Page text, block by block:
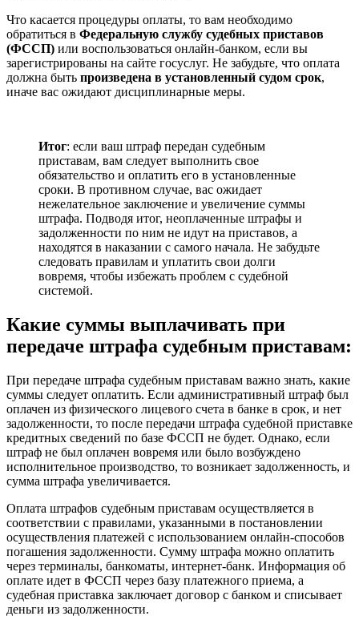
Что касается процедуры оплаты, то вам необходимо
обратиться в Федеральную службу судебных приставов
(ФССП) или воспользоваться онлайн-банком, если вы
зарегистрированы на сайте госуслуг. Не забудьте, что оплата
должна быть произведена в установленный судом срок,
иначе вас ожидают дисциплинарные меры.
Итог: если ваш штраф передан судебным
приставам, вам следует выполнить свое
обязательство и оплатить его в установленные
сроки. В противном случае, вас ожидает
нежелательное заключение и увеличение суммы
штрафа. Подводя итог, неоплаченные штрафы и
задолженности по ним не идут на приставов, а
находятся в наказании с самого начала. Не забудьте
следовать правилам и уплатить свои долги
вовремя, чтобы избежать проблем с судебной
системой.
Какие суммы выплачивать при
передаче штрафа судебным приставам:
При передаче штрафа судебным приставам важно знать, какие
суммы следует оплатить. Если административный штраф был
оплачен из физического лицевого счета в банке в срок, и нет
задолженности, то после передачи штрафа судебной приставке
кредитных сведений по базе ФССП не будет. Однако, если
штраф не был оплачен вовремя или было возбуждено
исполнительное производство, то возникает задолженность, и
сумма штрафа увеличивается.
Оплата штрафов судебным приставам осуществляется в
соответствии с правилами, указанными в постановлении
осуществления платежей с использованием онлайн-способов
погашения задолженности. Сумму штрафа можно оплатить
через терминалы, банкоматы, интернет-банк. Информация об
оплате идет в ФССП через базу платежного приема, а
судебная приставка заключает договор с банком и списывает
деньги из задолженности.